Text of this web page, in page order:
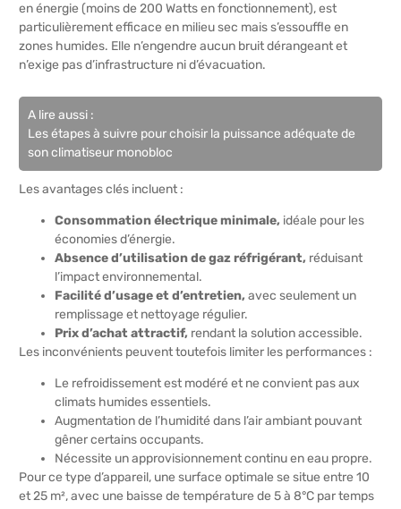
en énergie (moins de 200 Watts en fonctionnement), est
particulièrement efficace en milieu sec mais s’essouffle en
zones humides. Elle n’engendre aucun bruit dérangeant et
n’exige pas d’infrastructure ni d’évacuation.
A lire aussi :
Les étapes à suivre pour choisir la puissance adéquate de
son climatiseur monobloc
Les avantages clés incluent :
Consommation électrique minimale, idéale pour les
économies d’énergie.
Absence d’utilisation de gaz réfrigérant, réduisant
l’impact environnemental.
Facilité d’usage et d’entretien, avec seulement un
remplissage et nettoyage régulier.
Prix d’achat attractif, rendant la solution accessible.
Les inconvénients peuvent toutefois limiter les performances :
Le refroidissement est modéré et ne convient pas aux
climats humides essentiels.
Augmentation de l’humidité dans l’air ambiant pouvant
gêner certains occupants.
Nécessite un approvisionnement continu en eau propre.
Pour ce type d’appareil, une surface optimale se situe entre 10
et 25 m², avec une baisse de température de 5 à 8°C par temps